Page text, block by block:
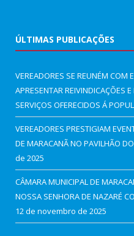
ÚLTIMAS PUBLICAÇÕES
VEREADORES SE REUNÉM COM
APRESENTAR REIVINDICAÇÕES
SERVIÇOS OFERECIDOS Á
VEREADORES PRESTIGIAM
DE MARACANÃ NO PAVILHÃO
de 2025
CÂMARA MUNICIPAL DE
NOSSA SENHORA DE NAZARÉ
12 de novembro de 2025